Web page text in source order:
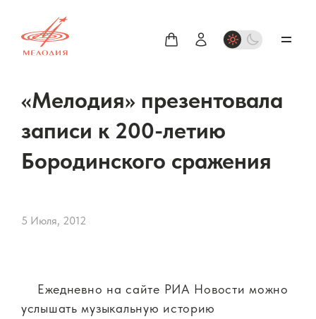
«Мелодия» презентовала
записи к 200-летию
Бородинского сражения
5 Июля, 2012
Ежедневно на сайте РИА Новости можно
услышать музыкальную историю